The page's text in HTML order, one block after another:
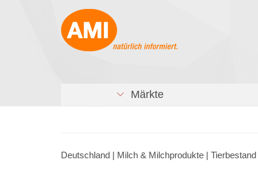
Märkte
Deutschland | Milch & Milchprodukte | Tierbestand